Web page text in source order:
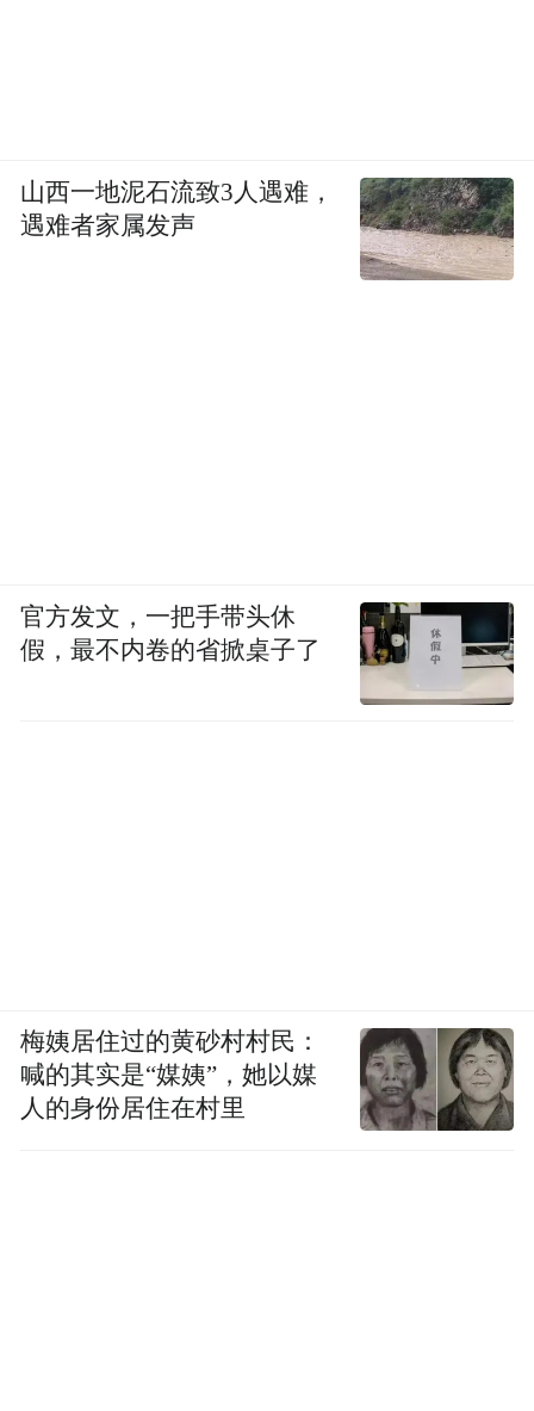
山西一地泥石流致3人遇难，
遇难者家属发声
官方发文，一把手带头休
假，最不内卷的省掀桌子了
梅姨居住过的黄砂村村民：
喊的其实是“媒姨”，她以媒
人的身份居住在村里